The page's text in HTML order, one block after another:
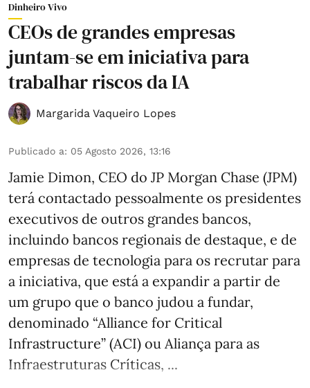
Dinheiro Vivo
CEOs de grandes empresas
juntam-se em iniciativa para
trabalhar riscos da IA
Margarida Vaqueiro Lopes
Publicado a: 05 Agosto 2026, 13:16
Jamie Dimon, CEO do JP Morgan Chase (JPM)
terá contactado pessoalmente os presidentes
executivos de outros grandes bancos,
incluindo bancos regionais de destaque, e de
empresas de tecnologia para os recrutar para
a iniciativa, que está a expandir a partir de
um grupo que o banco judou a fundar,
denominado “Alliance for Critical
Infrastructure” (ACI) ou Aliança para as
Infraestruturas Críticas, ...